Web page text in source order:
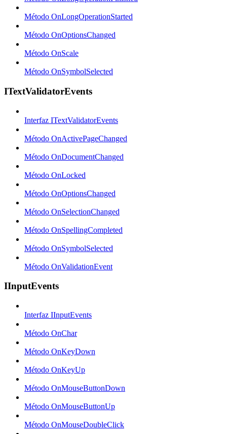
Método OnLongOperationStarted
Método OnOptionsChanged
Método OnScale
Método OnSymbolSelected
ITextValidatorEvents
Interfaz ITextValidatorEvents
Método OnActivePageChanged
Método OnDocumentChanged
Método OnLocked
Método OnOptionsChanged
Método OnSelectionChanged
Método OnSpellingCompleted
Método OnSymbolSelected
Método OnValidationEvent
IInputEvents
Interfaz IInputEvents
Método OnChar
Método OnKeyDown
Método OnKeyUp
Método OnMouseButtonDown
Método OnMouseButtonUp
Método OnMouseDoubleClick